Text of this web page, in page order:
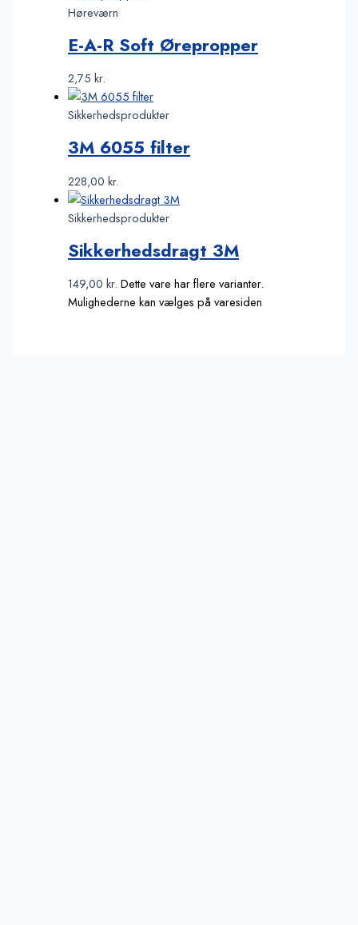
Høreværn
E-A-R Soft Ørepropper
2,75kr.
Sikkerhedsprodukter
3M 6055 filter
228,00kr.
Sikkerhedsprodukter
Sikkerhedsdragt 3M
149,00kr. Dette vare har flere varianter.
Mulighederne kan vælges på varesiden